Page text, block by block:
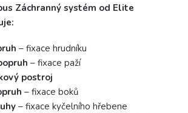
Záchranný systém od Elite
– fixace hrudníku
– fixace paží
postroj
– fixace boků
– fixace kyčelního hřebene